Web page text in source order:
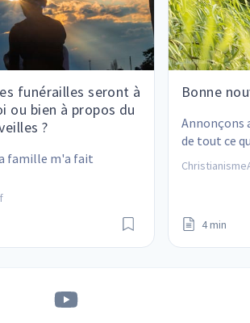
funérailles seront à
ou bien à propos du
?
famille m'a fait
Bonne
Annonçons
de tout ce
la foi en
4 min